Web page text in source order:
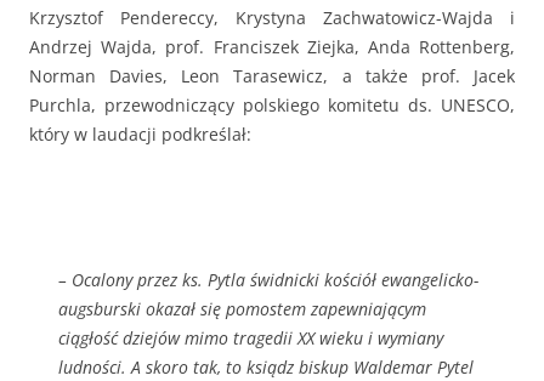
Krzysztof Pendereccy, Krystyna Zachwatowicz-Wajda i
Andrzej Wajda, prof. Franciszek Ziejka, Anda Rottenberg,
Norman Davies, Leon Tarasewicz, a także prof. Jacek
Purchla, przewodniczący polskiego komitetu ds. UNESCO,
który w laudacji podkreślał:
– Ocalony przez ks. Pytla świdnicki kościół ewangelicko-
augsburski okazał się pomostem zapewniającym
ciągłość dziejów mimo tragedii XX wieku i wymiany
ludności. A skoro tak, to ksiądz biskup Waldemar Pytel